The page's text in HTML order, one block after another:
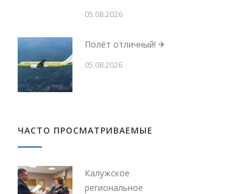
05.08.2026
Полёт отличный! ✈
05.08.2026
ЧАСТО ПРОСМАТРИВАЕМЫЕ
Калужское
региональное